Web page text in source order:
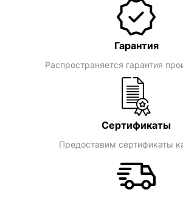
Гарантия
Распространяется гарантия
Сертификаты
Предоставим сертификаты